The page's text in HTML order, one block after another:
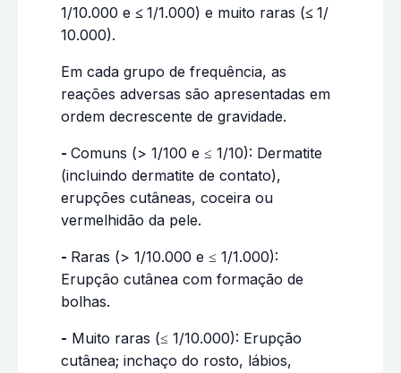
1/10.000 e ≤ 1/1.000) e muito raras (≤ 1/
10.000).
Em cada grupo de frequência, as
reações adversas são apresentadas em
ordem decrescente de gravidade.
- Comuns (> 1/100 e ≤ 1/10): Dermatite
(incluindo dermatite de contato),
erupções cutâneas, coceira ou
vermelhidão da pele.
- Raras (> 1/10.000 e ≤ 1/1.000):
Erupção cutânea com formação de
bolhas.
- Muito raras (≤ 1/10.000): Erupção
cutânea; inchaço do rosto, lábios,